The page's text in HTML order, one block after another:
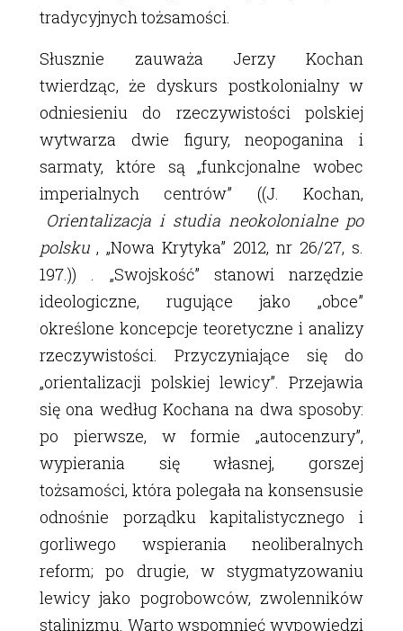
tradycyjnych tożsamości.
Słusznie zauważa Jerzy Kochan
twierdząc, że dyskurs postkolonialny w
odniesieniu do rzeczywistości polskiej
wytwarza dwie figury, neopoganina i
sarmaty, które są „funkcjonalne wobec
imperialnych centrów” ((J. Kochan,
Orientalizacja i studia neokolonialne po
polsku , „Nowa Krytyka” 2012, nr 26/27, s.
197.)) . „Swojskość” stanowi narzędzie
ideologiczne, rugujące jako „obce”
określone koncepcje teoretyczne i analizy
rzeczywistości. Przyczyniające się do
„orientalizacji polskiej lewicy”. Przejawia
się ona według Kochana na dwa sposoby:
po pierwsze, w formie „autocenzury”,
wypierania się własnej, gorszej
tożsamości, która polegała na konsensusie
odnośnie porządku kapitalistycznego i
gorliwego wspierania neoliberalnych
reform; po drugie, w stygmatyzowaniu
lewicy jako pogrobowców, zwolenników
stalinizmu. Warto wspomnieć wypowiedzi